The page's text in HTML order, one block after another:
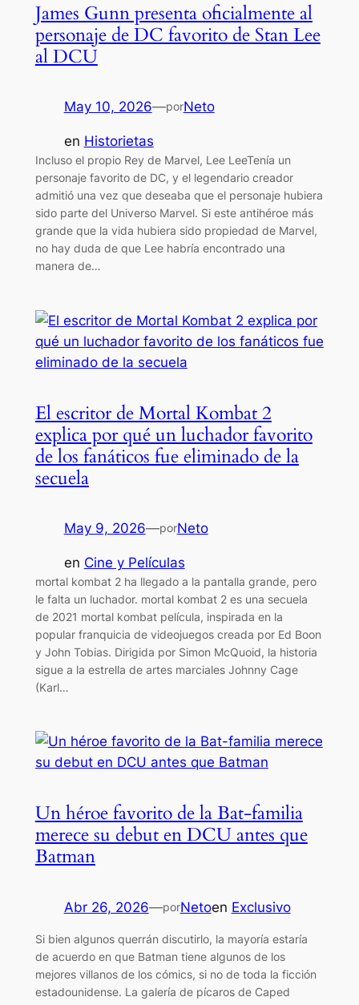
James Gunn presenta oficialmente al
personaje de DC favorito de Stan Lee
al DCU
May 10, 2026—porNeto
en Historietas
Incluso el propio Rey de Marvel, Lee LeeTenía un
personaje favorito de DC, y el legendario creador
admitió una vez que deseaba que el personaje hubiera
sido parte del Universo Marvel. Si este antihéroe más
grande que la vida hubiera sido propiedad de Marvel,
no hay duda de que Lee habría encontrado una
manera de…
El escritor de Mortal Kombat 2
explica por qué un luchador favorito
de los fanáticos fue eliminado de la
secuela
May 9, 2026—porNeto
en Cine y Películas
mortal kombat 2 ha llegado a la pantalla grande, pero
le falta un luchador. mortal kombat 2 es una secuela
de 2021 mortal kombat película, inspirada en la
popular franquicia de videojuegos creada por Ed Boon
y John Tobias. Dirigida por Simon McQuoid, la historia
sigue a la estrella de artes marciales Johnny Cage
(Karl…
Un héroe favorito de la Bat-familia
merece su debut en DCU antes que
Batman
Abr 26, 2026—porNetoen Exclusivo
Si bien algunos querrán discutirlo, la mayoría estaría
de acuerdo en que Batman tiene algunos de los
mejores villanos de los cómics, si no de toda la ficción
estadounidense. La galería de pícaros de Caped